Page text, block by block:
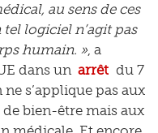
au sens de ces
logiciel n’agit pas
humain. », a
dans un arrêt du 7
s’applique pas aux
bien-être mais aux